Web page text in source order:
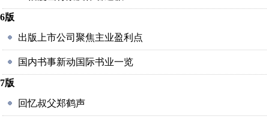
6版
出版上市公司聚焦主业盈利点
国内书事新动国际书业一览
7版
回忆叔父郑鹤声